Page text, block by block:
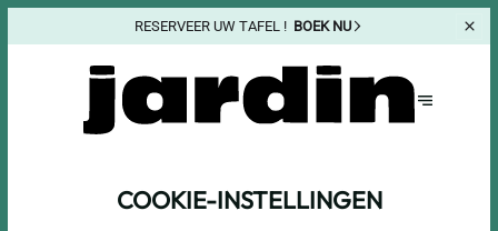
RESERVEER UW TAFEL ! BOEK NU
COOKIE-INSTELLINGEN